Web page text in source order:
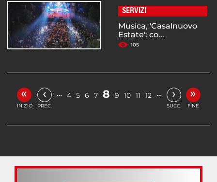
SERVIZI
Musica, 'Casalnuovo
Estate': co...
105
«
INIZIO
‹
PREC.
… 4 5 6 7 8 9 10 11 12 … ›
SUCC.
»
FINE